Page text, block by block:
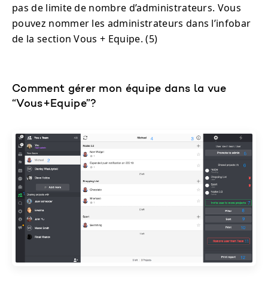
pas de limite de nombre d’administrateurs. Vous
pouvez nommer les administrateurs dans l’infobar
de la section Vous + Equipe. (5)
Comment gérer mon équipe dans la vue
“Vous+Equipe”?